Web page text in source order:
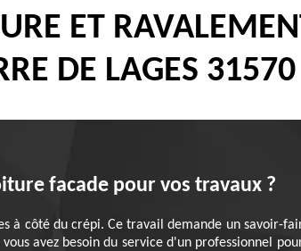
ET
DE LAGES 31570
facade pour vos travaux ?
à côté du crépi. Ce travail demande un savoir-
avez besoin du service d'un professionnel